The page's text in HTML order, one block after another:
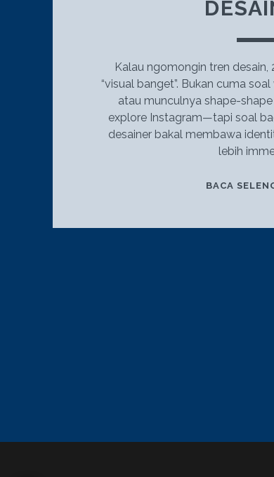
Kalau ngomongin tren
“visual banget”. Bukan cuma
atau munculnya shape-
explore Instagram—tapi soal
desainer bakal membawa
lebih
BACA